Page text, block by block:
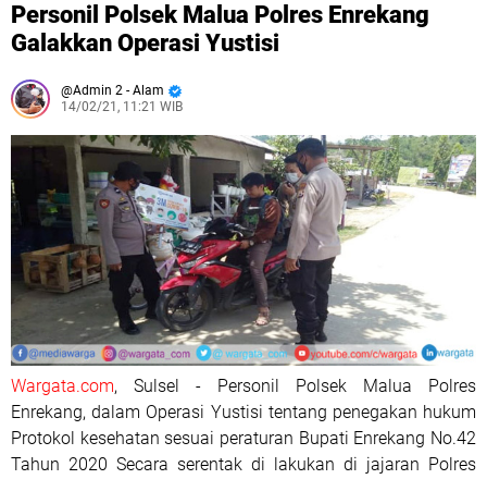
Personil Polsek Malua Polres Enrekang
Galakkan Operasi Yustisi
Admin 2 - Alam
14/02/21, 11:21 WIB
Wargata.com, Sulsel - Personil Polsek Malua Polres
Enrekang, dalam Operasi Yustisi tentang penegakan hukum
Protokol kesehatan sesuai peraturan Bupati Enrekang No.42
Tahun 2020 Secara serentak di lakukan di jajaran Polres